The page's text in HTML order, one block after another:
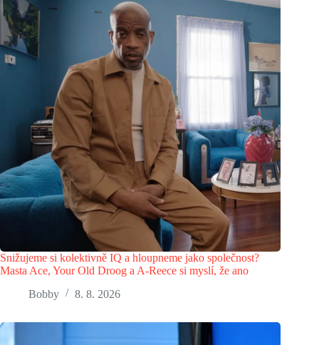
Snižujeme si kolektivně IQ a hloupneme jako společnost?
Masta Ace, Your Old Droog a A-Reece si myslí, že ano
Bobby
8. 8. 2026